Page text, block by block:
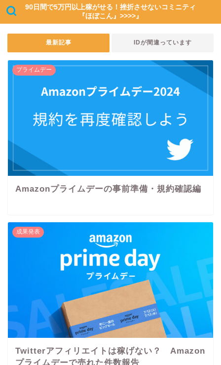
90日間で5万円以上稼がせる！挫折させないコミニティ
『ほぼこん』>>>>』
最新記事 IDが間違っています
プライムデー
Amazonプライムデーの事前準備・規約確認編
成果発表
Twitterアフィリエイトは稼げない？ Amazon
プライムデーで売れた件数報告